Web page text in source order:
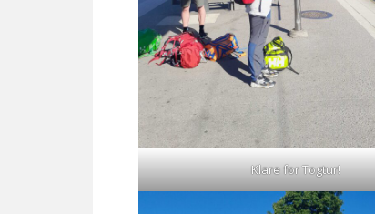
Klare for Togtur!